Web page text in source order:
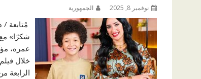
نوفمبر 8, 2025 الجمهورية
شكرًا»
عمره،
الرابعة